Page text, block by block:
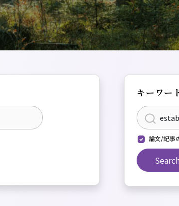
キーワー
論文/記事